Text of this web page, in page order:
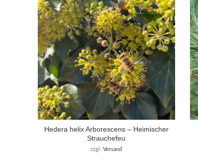
Hedera helix Arborescens – Heimischer
Strauchefeu
zzgl.Versand